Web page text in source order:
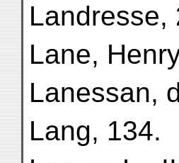
Landresse,
Lane,
Lanessan,
Lang, 134.